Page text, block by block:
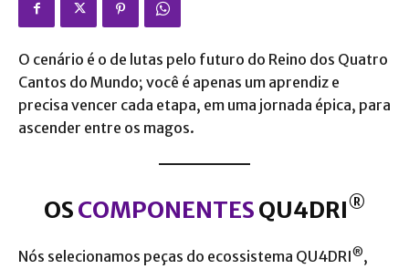
O cenário é o de lutas pelo futuro do Reino dos Quatro
Cantos do Mundo; você é apenas um aprendiz e
precisa vencer cada etapa, em uma jornada épica, para
ascender entre os magos.
OSCOMPONENTESQU4DRI®
Nós selecionamos peças do ecossistema QU4DRI®,